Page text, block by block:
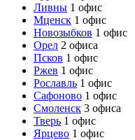
Ливны 1 офис
Мценск 1 офис
Новозыбков 1 офис
Орел 2 офиса
Псков 1 офис
Ржев 1 офис
Рославль 1 офис
Сафоново 1 офис
Смоленск 3 офиса
Тверь 1 офис
Ярцево 1 офис